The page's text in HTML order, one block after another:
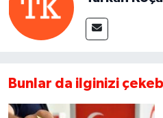
Bunlar da ilginizi